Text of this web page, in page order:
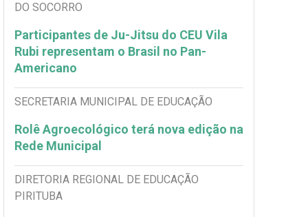
DO SOCORRO
Participantes de Ju-Jitsu do CEU Vila
Rubi representam o Brasil no Pan-
Americano
SECRETARIA MUNICIPAL DE EDUCAÇÃO
Rolê Agroecológico terá nova edição na
Rede Municipal
DIRETORIA REGIONAL DE EDUCAÇÃO
PIRITUBA